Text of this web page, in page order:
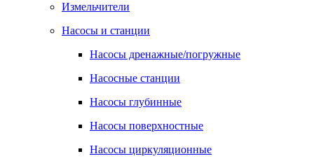
Измельчители
Насосы и станции
Насосы дренажные/погружные
Насосные станции
Насосы глубинные
Насосы поверхностные
Насосы циркуляционные